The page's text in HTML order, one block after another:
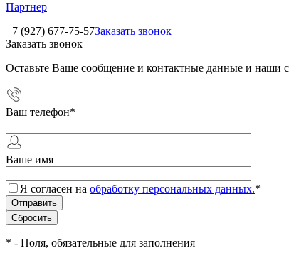
Партнер
+7 (927) 677-75-57Заказать звонок
Заказать звонок
Оставьте Ваше сообщение и контактные данные и наши
Ваш телефон*
Ваше имя
Я согласен на обработку персональных данных.*
* - Поля, обязательные для заполнения